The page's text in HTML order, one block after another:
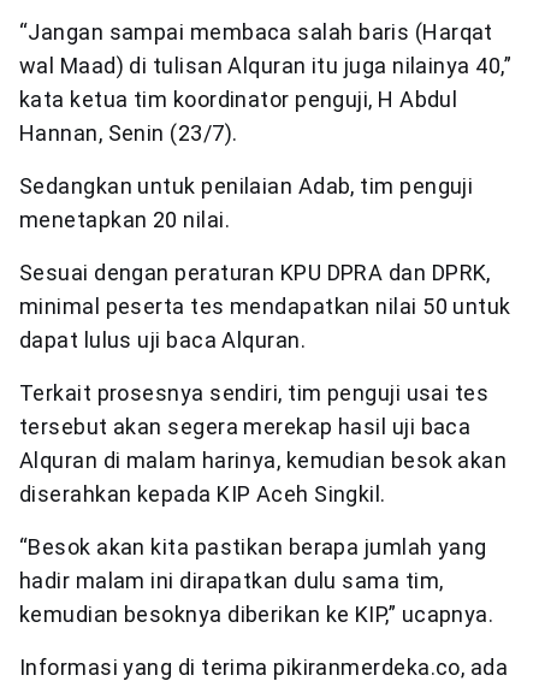
“Jangan sampai membaca salah baris (Harqat
wal Maad) di tulisan Alquran itu juga nilainya 40,”
kata ketua tim koordinator penguji, H Abdul
Hannan, Senin (23/7).
Sedangkan untuk penilaian Adab, tim penguji
menetapkan 20 nilai.
Sesuai dengan peraturan KPU DPRA dan DPRK,
minimal peserta tes mendapatkan nilai 50 untuk
dapat lulus uji baca Alquran.
Terkait prosesnya sendiri, tim penguji usai tes
tersebut akan segera merekap hasil uji baca
Alquran di malam harinya, kemudian besok akan
diserahkan kepada KIP Aceh Singkil.
“Besok akan kita pastikan berapa jumlah yang
hadir malam ini dirapatkan dulu sama tim,
kemudian besoknya diberikan ke KIP,” ucapnya.
Informasi yang di terima pikiranmerdeka.co, ada